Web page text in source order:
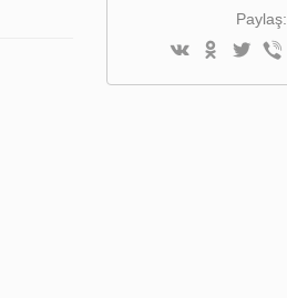
Paylaş: